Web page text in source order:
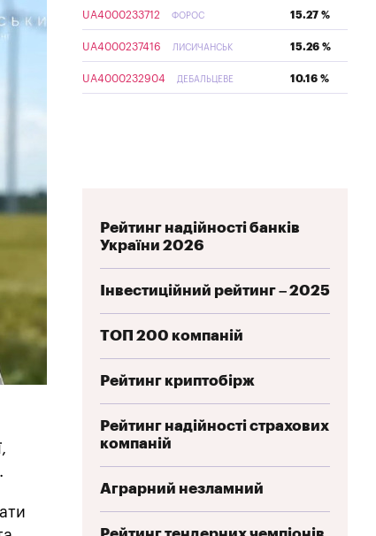
UA4000233712 ФОРОС 15.27 %
UA4000237416 ЛИСИЧАНСЬК 15.26 %
UA4000232904 ДЕБАЛЬЦЕВЕ 10.16 %
Рейтинг надійності банків
України 2026
Інвестиційний рейтинг – 2025
ТОП 200 компаній
Рейтинг криптобірж
Рейтинг надійності страхових
компаній
Аграрний незламний